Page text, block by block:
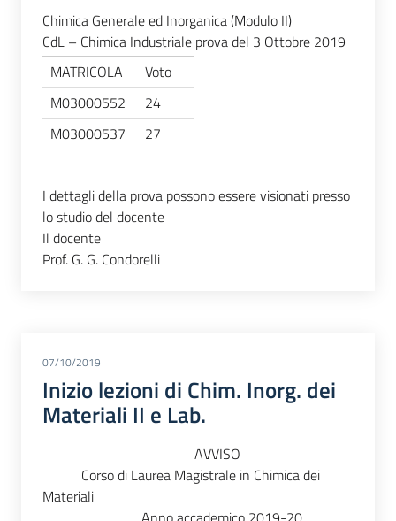
Chimica Generale ed Inorganica (Modulo II)
CdL – Chimica Industriale prova del 3 Ottobre 2019
MATRICOLA
Voto
M03000552
24
M03000537
27
I dettagli della prova possono essere visionati presso
lo studio del docente
Il docente
Prof. G. G. Condorelli
07/10/2019
Inizio lezioni di Chim. Inorg. dei
Materiali II e Lab.
AVVISO
Corso di Laurea Magistrale in Chimica dei
Materiali